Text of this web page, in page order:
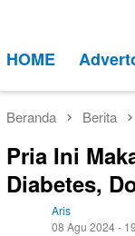
kontenMobile
HOME
Beranda Berita
Pria Ini
Diabetes,
Aris
08 Agu 2024 -